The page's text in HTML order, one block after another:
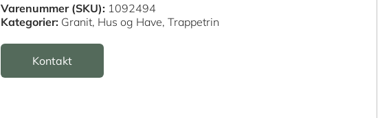
Varenummer (SKU): 1092494
Kategorier: Granit, Hus og Have,Trappetrin
Kontakt